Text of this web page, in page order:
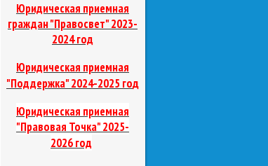
Юридическая приемная
граждан "Правосвет"2023-
2024 год
Юридическая приемная
"Поддержка"2024-2025 год
Юридическая приемная
"Правовая Точка"2025-
2026 год